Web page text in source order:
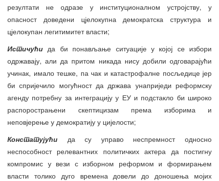
резултати не одразе у институционалном устројству, у
опасност доведени цјелокупна демократска структура и
цјелокупан легитимитет власти;
Истичући да би понављање ситуације у којој се избори
одржавају, али да притом никада нису добили одговарајући
учинак, имало тешке, па чак и катастрофалне посљедице јер
би спријечило могућност да држава унаприједи реформску
агенду потребну за интеграцију у ЕУ и подстакло би широко
распорострањени скептицизам према изборима и
неповјерење у демократију у цијелости;
Констатујући да су управо неспремност односно
неспособност релевантних политичких актера да постигну
компромис у вези с изборном реформом и формирањем
власти толико дуго времена довели до доношења мојих